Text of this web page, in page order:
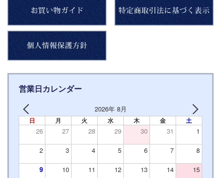
営業日カレンダー
2026年 8月
日 月 火 水 木 金 土
26 27 28 29 30 31 1
2 3 4 5 6 7 8
9 10 11 12 13 14 15